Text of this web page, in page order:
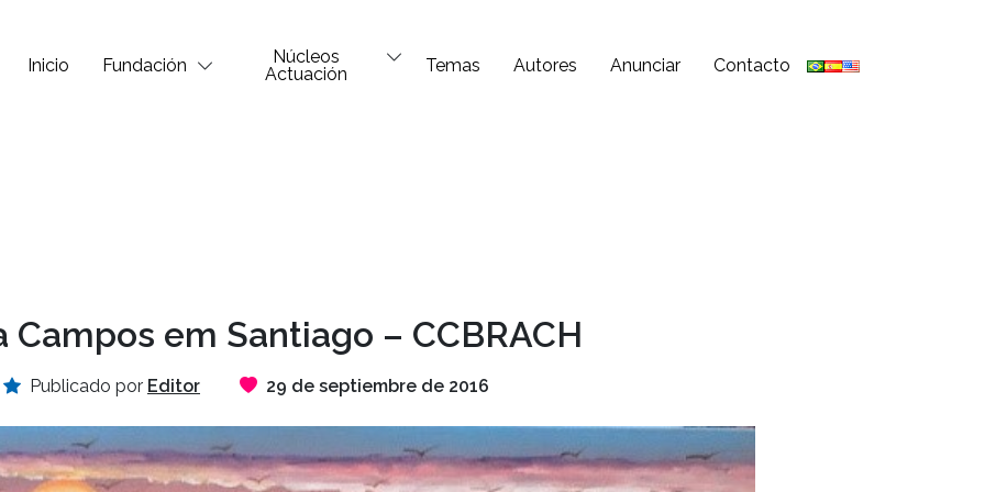
Inicio Fundación
Núcleos
Actuación
Temas Autores Anunciar Contacto
Campos em Santiago – CCBRACH
Publicado por Editor 29 de septiembre de 2016